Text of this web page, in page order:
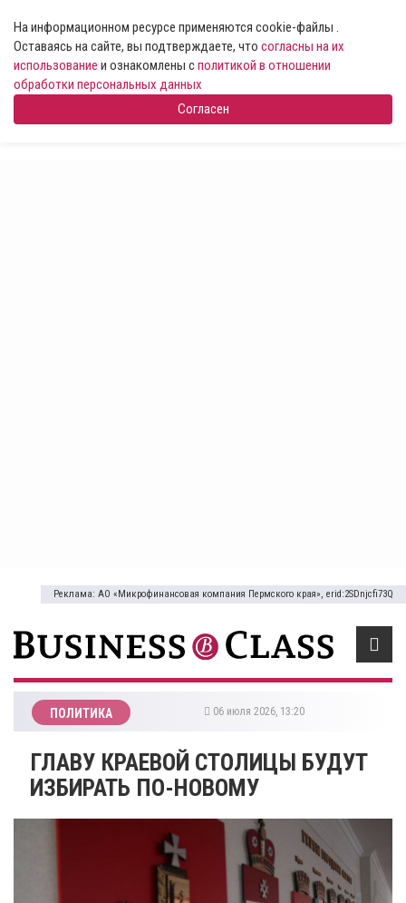
На информационном ресурсе применяются cookie-файлы .
Оставаясь на сайте, вы подтверждаете, что согласны на их
использование и ознакомлены сполитикой в отношении
обработки персональных данных
Согласен
Реклама: АО «Микрофинансовая компания Пермского края», erid:2SDnjcfi73Q
ПОЛИТИКА 06 июля 2026, 13:20
ГЛАВУ КРАЕВОЙ СТОЛИЦЫ БУДУТ
ИЗБИРАТЬ ПО-НОВОМУ